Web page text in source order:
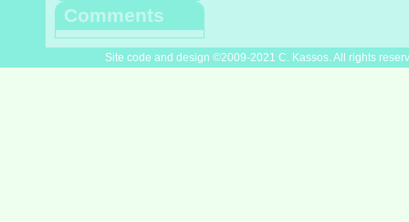
Comments
Site code and design ©2009-2021 C. Kassos. All rights